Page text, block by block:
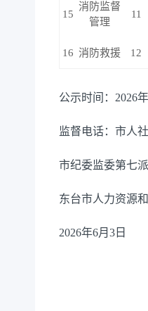
15
消防监督
管理
11
16 消防救援 12
公示时间：2026
监督电话：市人
市纪委监委第七
东台市人力资源
2026年6月3日